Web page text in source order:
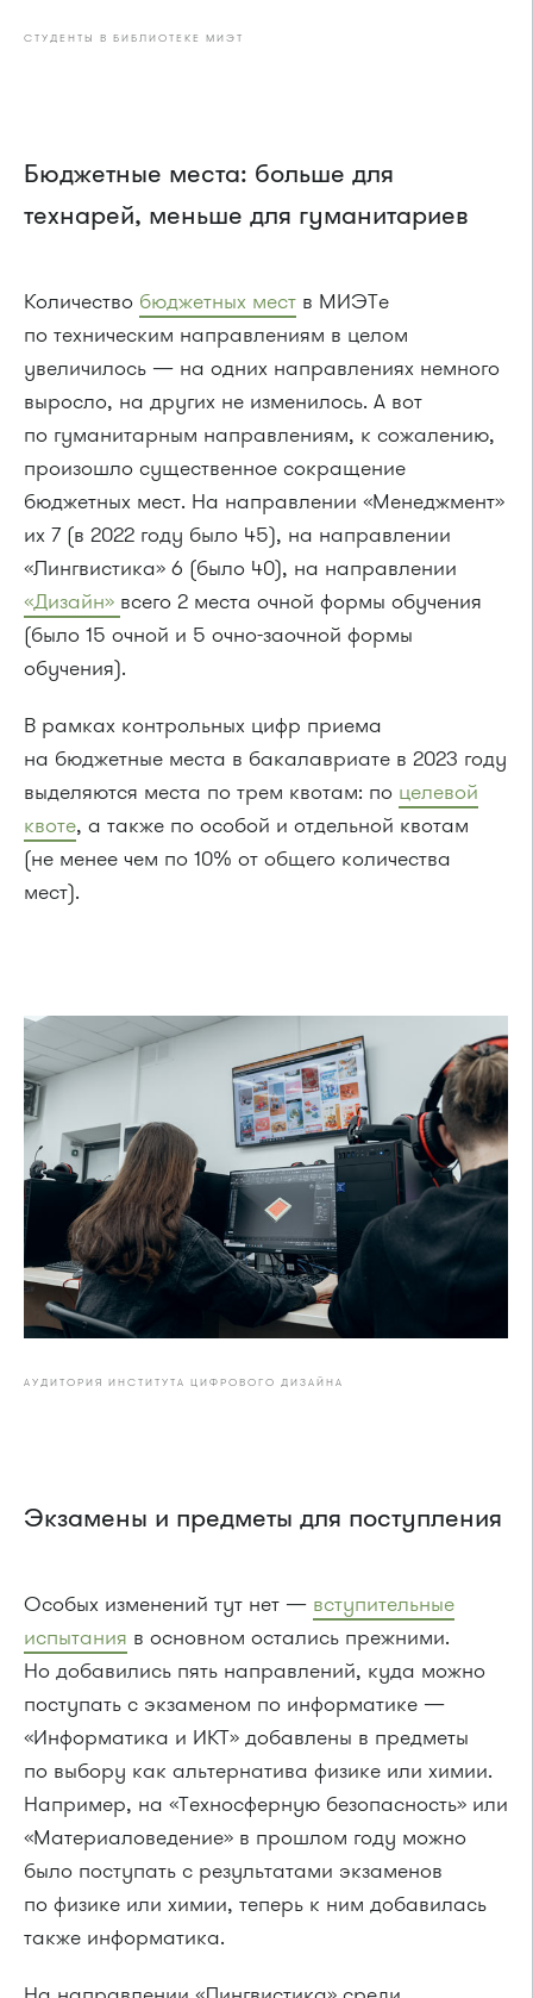
СТУДЕНТЫ В БИБЛИОТЕКЕ МИЭТ
Бюджетные места: больше для
технарей, меньше для гуманитариев
Количество бюджетных мест в МИЭТе
по техническим направлениям в целом
увеличилось — на одних направлениях немного
выросло, на других не изменилось. А вот
по гуманитарным направлениям, к сожалению,
произошло существенное сокращение
бюджетных мест. На направлении «Менеджмент»
их 7 (в 2022 году было 45), на направлении
«Лингвистика» 6 (было 40), на направлении
«Дизайн» всего 2 места очной формы обучения
(было 15 очной и 5 очно-заочной формы
обучения).
В рамках контрольных цифр приема
на бюджетные места в бакалавриате в 2023 году
выделяются места по трем квотам: по целевой
квоте, а также по особой и отдельной квотам
(не менее чем по 10% от общего количества
мест).
АУДИТОРИЯ ИНСТИТУТА ЦИФРОВОГО ДИЗАЙНА
Экзамены и предметы для поступления
Особых изменений тут нет — вступительные
испытания в основном остались прежними.
Но добавились пять направлений, куда можно
поступать с экзаменом по информатике —
«Информатика и ИКТ» добавлены в предметы
по выбору как альтернатива физике или химии.
Например, на «Техносферную безопасность» или
«Материаловедение» в прошлом году можно
было поступать с результатами экзаменов
по физике или химии, теперь к ним добавилась
также информатика.